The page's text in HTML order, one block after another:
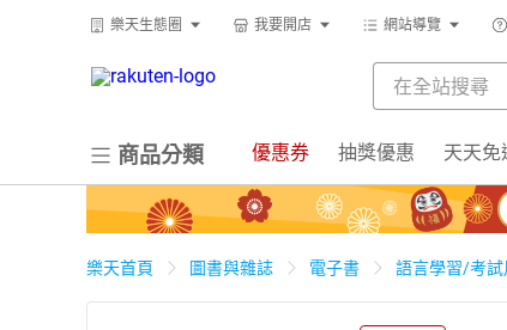
樂天生態圈 我要開店 網站導覽
商品分類 優惠券 抽獎優惠 天天免
樂天首頁 圖書與雜誌 電子書 語言學習/考試